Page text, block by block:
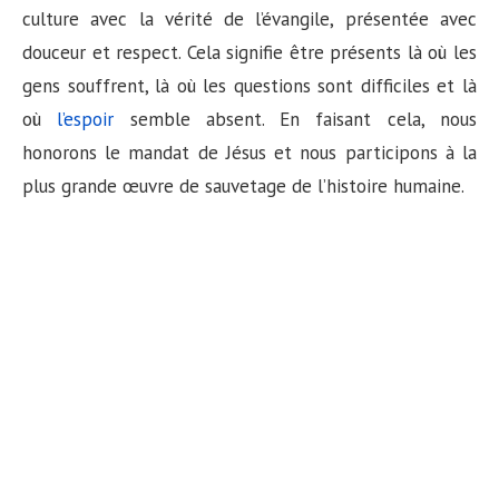
culture avec la vérité de l’évangile, présentée avec
douceur et respect. Cela signifie être présents là où les
gens souffrent, là où les questions sont difficiles et là
où l’espoir semble absent. En faisant cela, nous
honorons le mandat de Jésus et nous participons à la
plus grande œuvre de sauvetage de l’histoire humaine.